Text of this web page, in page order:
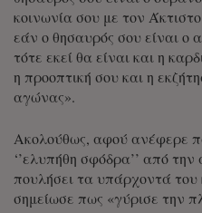
κοινωνία σου με τον
εάν ο θησαυρός σου είναι ο
τότε εκεί θα είναι και η
η προοπτική σου και η
αγώνας».
Ακολούθως, αφού ανέφερε
‘’ελυπήθη σφόδρα’’ από
πουλήσει τα υπάρχοντά του
σημείωσε πως «γύρισε την